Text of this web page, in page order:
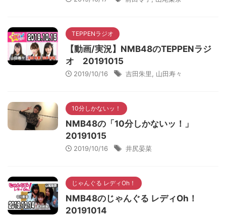
TEPPENラジオ
【動画/実況】NMB48のTEPPENラジ
オ 20191015
2019/10/16 吉田朱里 山田寿々
10分しかないッ！
NMB48の「10分しかないッ！」
20191015
2019/10/16 井尻晏菜
じゃんぐる レディOh！
NMB48のじゃんぐる レディOh！
20191014